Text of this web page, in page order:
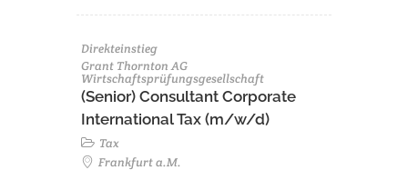
Direkteinstieg
Grant Thornton AG
Wirtschaftsprüfungsgesellschaft
(Senior) Consultant Corporate
International Tax (m/w/d)
Tax
Frankfurt a.M.